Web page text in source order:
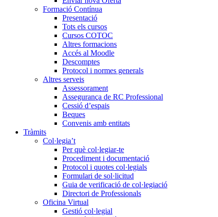
Formació Contínua
Presentació
Tots els cursos
Cursos COTOC
Altres formacions
Accés al Moodle
Descomptes
Protocol i normes generals
Altres serveis
Assessorament
Assegurança de RC Professional
Cessió d’espais
Beques
Convenis amb entitats
Tràmits
Col·legia’t
Per què col·legiar-te
Procediment i documentació
Protocol i quotes col·legials
Formulari de sol·licitud
Guia de verificació de col·legiació
Directori de Professionals
Oficina Virtual
Gestió col·legial